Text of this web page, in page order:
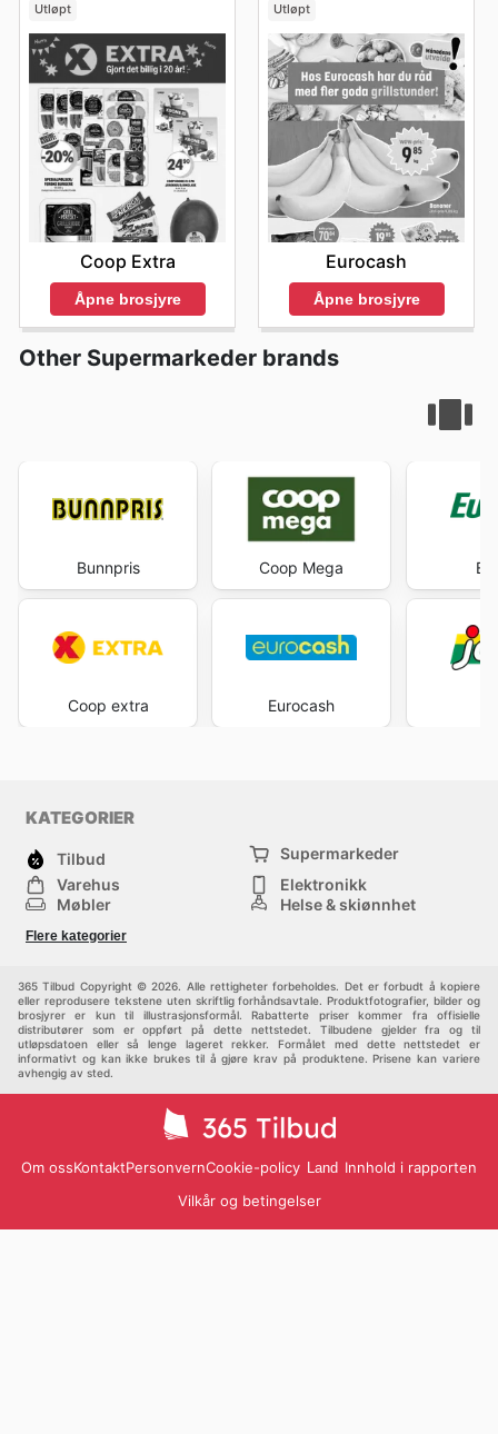
Utløpt
Coop Extra
Åpne brosjyre
Utløpt
Eurocash
Åpne brosjyre
Other Supermarkeder brands
Bunnpris
Coop extra
Coop Mega
Eurocash
KATEGORIER
Tilbud
Supermarkeder
Varehus
Elektronikk
Møbler
Helse & skjønnhet
Sport
Flere kategorier
365 Tilbud Copyright © 2026. Alle rettigheter forbeholdes. Det er forbudt å kopiere
eller reprodusere tekstene uten skriftlig forhåndsavtale. Produktfotografier, bilder og
brosjyrer er kun til illustrasjonsformål. Rabatterte priser kommer fra offisielle
distributører som er oppført på dette nettstedet. Tilbudene gjelder fra og til
utløpsdatoen eller så lenge lageret rekker. Formålet med dette nettstedet er
informativt og kan ikke brukes til å gjøre krav på produktene. Prisene kan variere
avhengig av sted.
Om ossKontaktPersonvernCookie-policy Land Innhold i rapporten
Vilkår og betingelser